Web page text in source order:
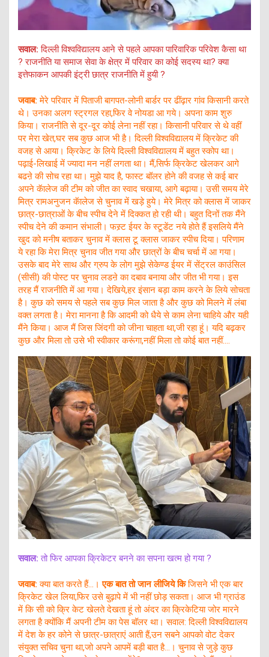
सवाल: दिल्ली विश्वविद्यालय आने से पहले आपका पारिवारिक परिवेश कैसा था
? राजनीति या समाज सेवा के क्षेत्र में परिवार का कोई सदस्य था? क्या
इत्तेफाकन आपकी इंट्री छात्र राजनीति में हुयी ?
जवाब: मेरे परिवार में पिताजी बागपत-लोनी बार्डर पर ढींढ़ार गांव किसानी करते
थे। उनका अलग स्ट्रगल रहा,फिर वे नोयडा आ गये। अपना काम शुरु
किया। राजनीति से दूर-दूर कोई लेना नहीं रहा। किसानी परिवार से थे वहीं
पर मेरा खेत,घर सब कुछ आज भी है। दिल्ली विश्वविद्यालय में क्रिकेट की
वजह से आया। क्रिकेट के लिये दिल्ली विश्वविद्यालय में बहुत स्कोप था।
पढ़ाई-लिखाई में ज्यादा मन नहीं लगता था। मैं,सिर्फ क्रिकेट खेलकर आगे
बढऩे की सोच रहा था। मुझे याद है, फास्ट बॉलर होने की वजह से कई बार
अपने कॅालेज की टीम को जीत का स्वाद चखाया, आगे बढ़ाया। उसी समय मेरे
मित्र रामअनुजन कॅालेज से चुनाव में खड़े हुये। मेरे मित्र को क्लास में जाकर
छात्र-छात्राओं के बीच स्पीच देने में दिक्कत हो रही थी। बहुत दिनों तक मैंने
स्पीच देने की कमान संभाली। फस्र्ट ईयर के स्टूडेंट नये होते हैं इसलिये मैंने
खुद को मनीष बताकर चुनाव में क्लास टू क्लास जाकर स्पीच दिया। परिणाम
ये रहा कि मेरा मित्र चुनाव जीत गया और छात्रों के बीच चर्चा में आ गया।
उसके बाद मेरे साथ और ग्रुप के लोग मुझे सेकेण्ड ईयर में सेंट्रल काउंसिल
(सीसी) की पोस्ट पर चुनाव लडऩे का दबाव बनाया और जीत भी गया। इस
तरह मैं राजनीति में आ गया। देखिये,हर इंसान बड़ा काम करने के लिये सोचता
है। कुछ को समय से पहले सब कुछ मिल जाता है और कुछ को मिलने में लंबा
वक्त लगता है। मेरा मानना है कि आदमी को धैये से काम लेना चाहिये और यही
मैंने किया। आज मैं जिस जिंदगी को जीना चाहता था,जी रहा हूं। यदि बढ़कर
कुछ और मिला तो उसे भी स्वीकार करूंगा,नहीं मिला तो कोई बात नहीं….
सवाल: तो फिर आपका क्रिकेटर बनने का सपना खत्म हो गया ?
जवाब: क्या बात करते हैं…।एक बात तो जान लीजिये किजिसने भी एक बार
क्रिकेट खेल लिया,फिर उसे बुढ़ापे में भी नहीं छोड़ सकता। आज भी ग्राउंड
में कि सी को क्रि केट खेलते देखता हूं तो अंदर का क्रिकेटिया जोर मारने
लगता है क्योंकि मैं अपनी टीम का पेस बॉलर था। सवाल: दिल्ली विश्वविद्यालय
में देश के हर कोने से छात्र-छात्राएं आती हैं,उन सबने आपको वोट देकर
संयुक्त सचिव चुना था,जो अपने आपमें बड़ी बात है…। चुनाव से जुड़े कुछ